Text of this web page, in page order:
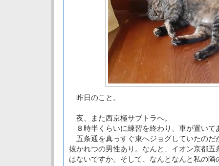
昨日のこと。
夜、また西京極サブトラへ。
８時半くらいに練習を終わり、車が置いて
五条通を真っすぐ東へジョグしていたのだ
抜かれつの男性あり。なんと、イオン京都五
はないですか。そして、なんとなんと私の隣